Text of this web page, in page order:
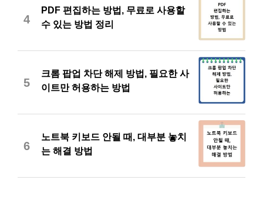
4
PDF 편집하는 방법, 무료로 사용할
수 있는 방법 정리
5
크롬 팝업 차단 해제 방법, 필요한 사
이트만 허용하는 방법
6
노트북 키보드 안될 때, 대부분 놓치
는 해결 방법